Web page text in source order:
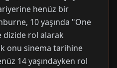
henüz bir
10 yaşında "One
dizide rol alarak
onu sinema tarihine
14 yaşındayken rol